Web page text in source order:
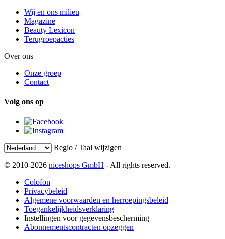
Wij en ons milieu
Magazine
Beauty Lexicon
Terugroepacties
Over ons
Onze groep
Contact
Volg ons op
Regio / Taal wijzigen
© 2010-2026 niceshops GmbH - All rights reserved.
Colofon
Privacybeleid
Algemene voorwaarden en herroepingsbeleid
Toegankelijkheidsverklaring
Instellingen voor gegevensbescherming
Abonnementscontracten opzeggen